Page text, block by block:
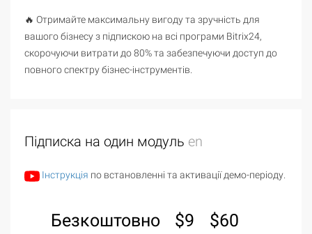
🔥 Отримайте максимальну вигоду та зручність для
вашого бізнесу з підпискою на всі програми Bitrix24,
скорочуючи витрати до 80% та забезпечуючи доступ до
повного спектру бізнес-інструментів.
Підписка на один модуль en
Інструкція по встановленні та активації демо-періоду.
Безкоштовно $9 $60